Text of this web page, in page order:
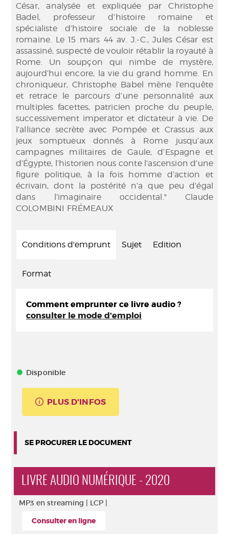
César, analysée et expliquée par Christophe
Badel, professeur d’histoire romaine et
spécialiste d’histoire sociale de la noblesse
romaine. Le 15 mars 44 av. J.-C., Jules César est
assassiné, suspecté de vouloir rétablir la royauté à
Rome. Un soupçon qui nimbe de mystère,
aujourd’hui encore, la vie du grand homme. En
chroniqueur, Christophe Babel mène l’enquête
et retrace le parcours d’une personnalité aux
multiples facettes, patricien proche du peuple,
successivement imperator et dictateur à vie. De
l’alliance secrète avec Pompée et Crassus aux
jeux somptueux donnés à Rome jusqu’aux
campagnes militaires de Gaule, d’Espagne et
d’Égypte, l’historien nous conte l’ascension d’une
figure politique, à la fois homme d’action et
écrivain, dont la postérité n’a que peu d’égal
dans l’imaginaire occidental." Claude
COLOMBINI FRÉMEAUX
Conditions d'emprunt Sujet Edition
Format
Comment emprunter ce livre audio ?
consulter le mode d'emploi
Disponible
PLUS D'INFOS
SE PROCURER LE DOCUMENT
LIVRE AUDIO NUMÉRIQUE - 2020
MP3 en streaming | LCP |
Consulter en ligne